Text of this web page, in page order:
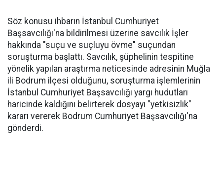
Söz konusu ihbarın İstanbul Cumhuriyet
Başsavcılığı'na bildirilmesi üzerine savcılık İşler
hakkında "suçu ve suçluyu övme" suçundan
soruşturma başlattı. Savcılık, şüphelinin tespitine
yönelik yapılan araştırma neticesinde adresinin Muğla
ili Bodrum ilçesi olduğunu, soruşturma işlemlerinin
İstanbul Cumhuriyet Başsavcılığı yargı hudutları
haricinde kaldığını belirterek dosyayı "yetkisizlik"
kararı vererek Bodrum Cumhuriyet Başsavcılığı'na
gönderdi.